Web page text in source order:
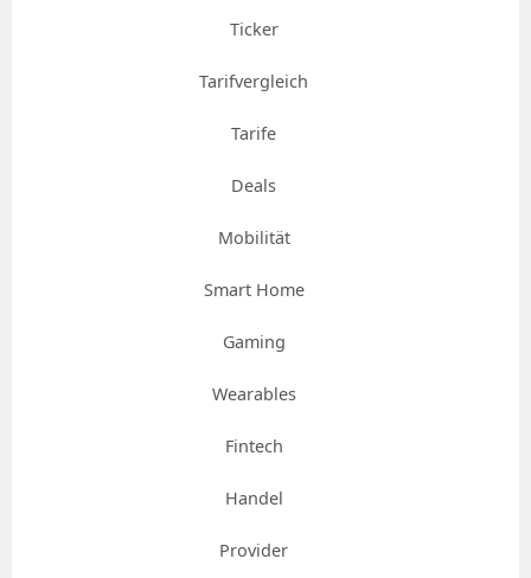
Ticker
Tarifvergleich
Tarife
Deals
Mobilität
Smart Home
Gaming
Wearables
Fintech
Handel
Provider